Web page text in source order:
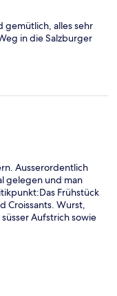
gemütlich, alles sehr
in die Salzburger
Ausserordentlich
gelegen und man
Frühstück
Croissants. Wurst,
Aufstrich sowie